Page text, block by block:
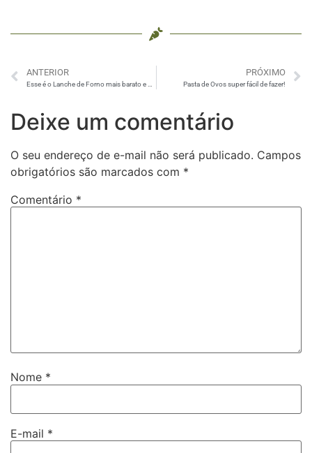
ANTERIOR PRÓXIMO
Pasta de Ovos super fácil de fazer!
Deixe um comentário
O seu endereço de e-mail não será publicado. Campos
obrigatórios são marcados com *
Comentário *
Nome *
E-mail *